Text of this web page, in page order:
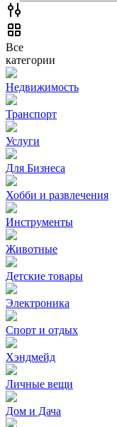
Все
категории
Недвижимость
Транспорт
Услуги
Для Бизнеса
Хобби и развлечения
Инструменты
Животные
Детские товары
Электроника
Спорт и отдых
Хэндмейд
Личные вещи
Дом и Дача